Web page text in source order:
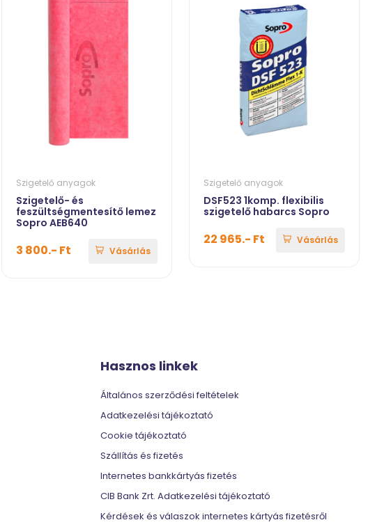
Szigetelő anyagok
Szigetelő- és
feszültségmentesítő lemez
Sopro AEB640
3 800.- Ft Vásárlás
Szigetelő anyagok
DSF523 1komp. flexibilis
szigetelő habarcs Sopro
22 965.- Ft Vásárlás
Hasznos linkek
Általános szerződési feltételek
Adatkezelési tájékoztató
Cookie tájékoztató
Szállítás és fizetés
Internetes bankkártyás fizetés
CIB Bank Zrt. Adatkezelési tájékoztató
Kérdések és válaszok internetes kártyás fizetésről